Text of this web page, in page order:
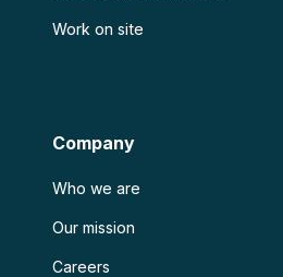
Work on site
Company
Who we are
Our mission
Careers